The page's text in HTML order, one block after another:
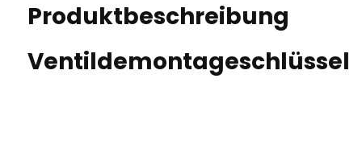
Produktbeschreibung
Ventildemontageschlüssel